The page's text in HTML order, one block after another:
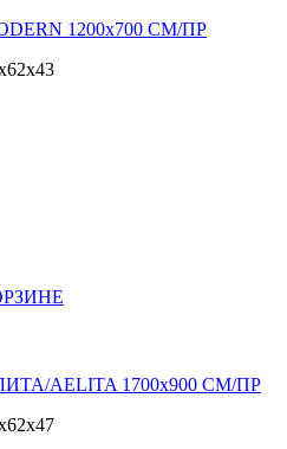
1200х700 СМ/ПР
AELITA 1700х900 СМ/ПР